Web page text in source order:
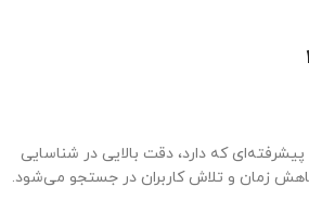
که دارد، دقت بالایی در شناسایی
زمان و تلاش کاربران در جستجو می‌شود.